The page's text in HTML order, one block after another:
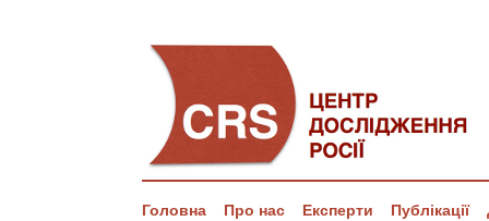
Головна Про нас Експерти Публікації